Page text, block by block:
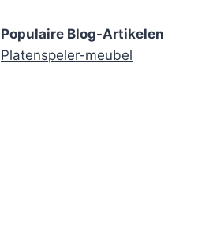
Populaire Blog-Artikelen
Platenspeler-meubel